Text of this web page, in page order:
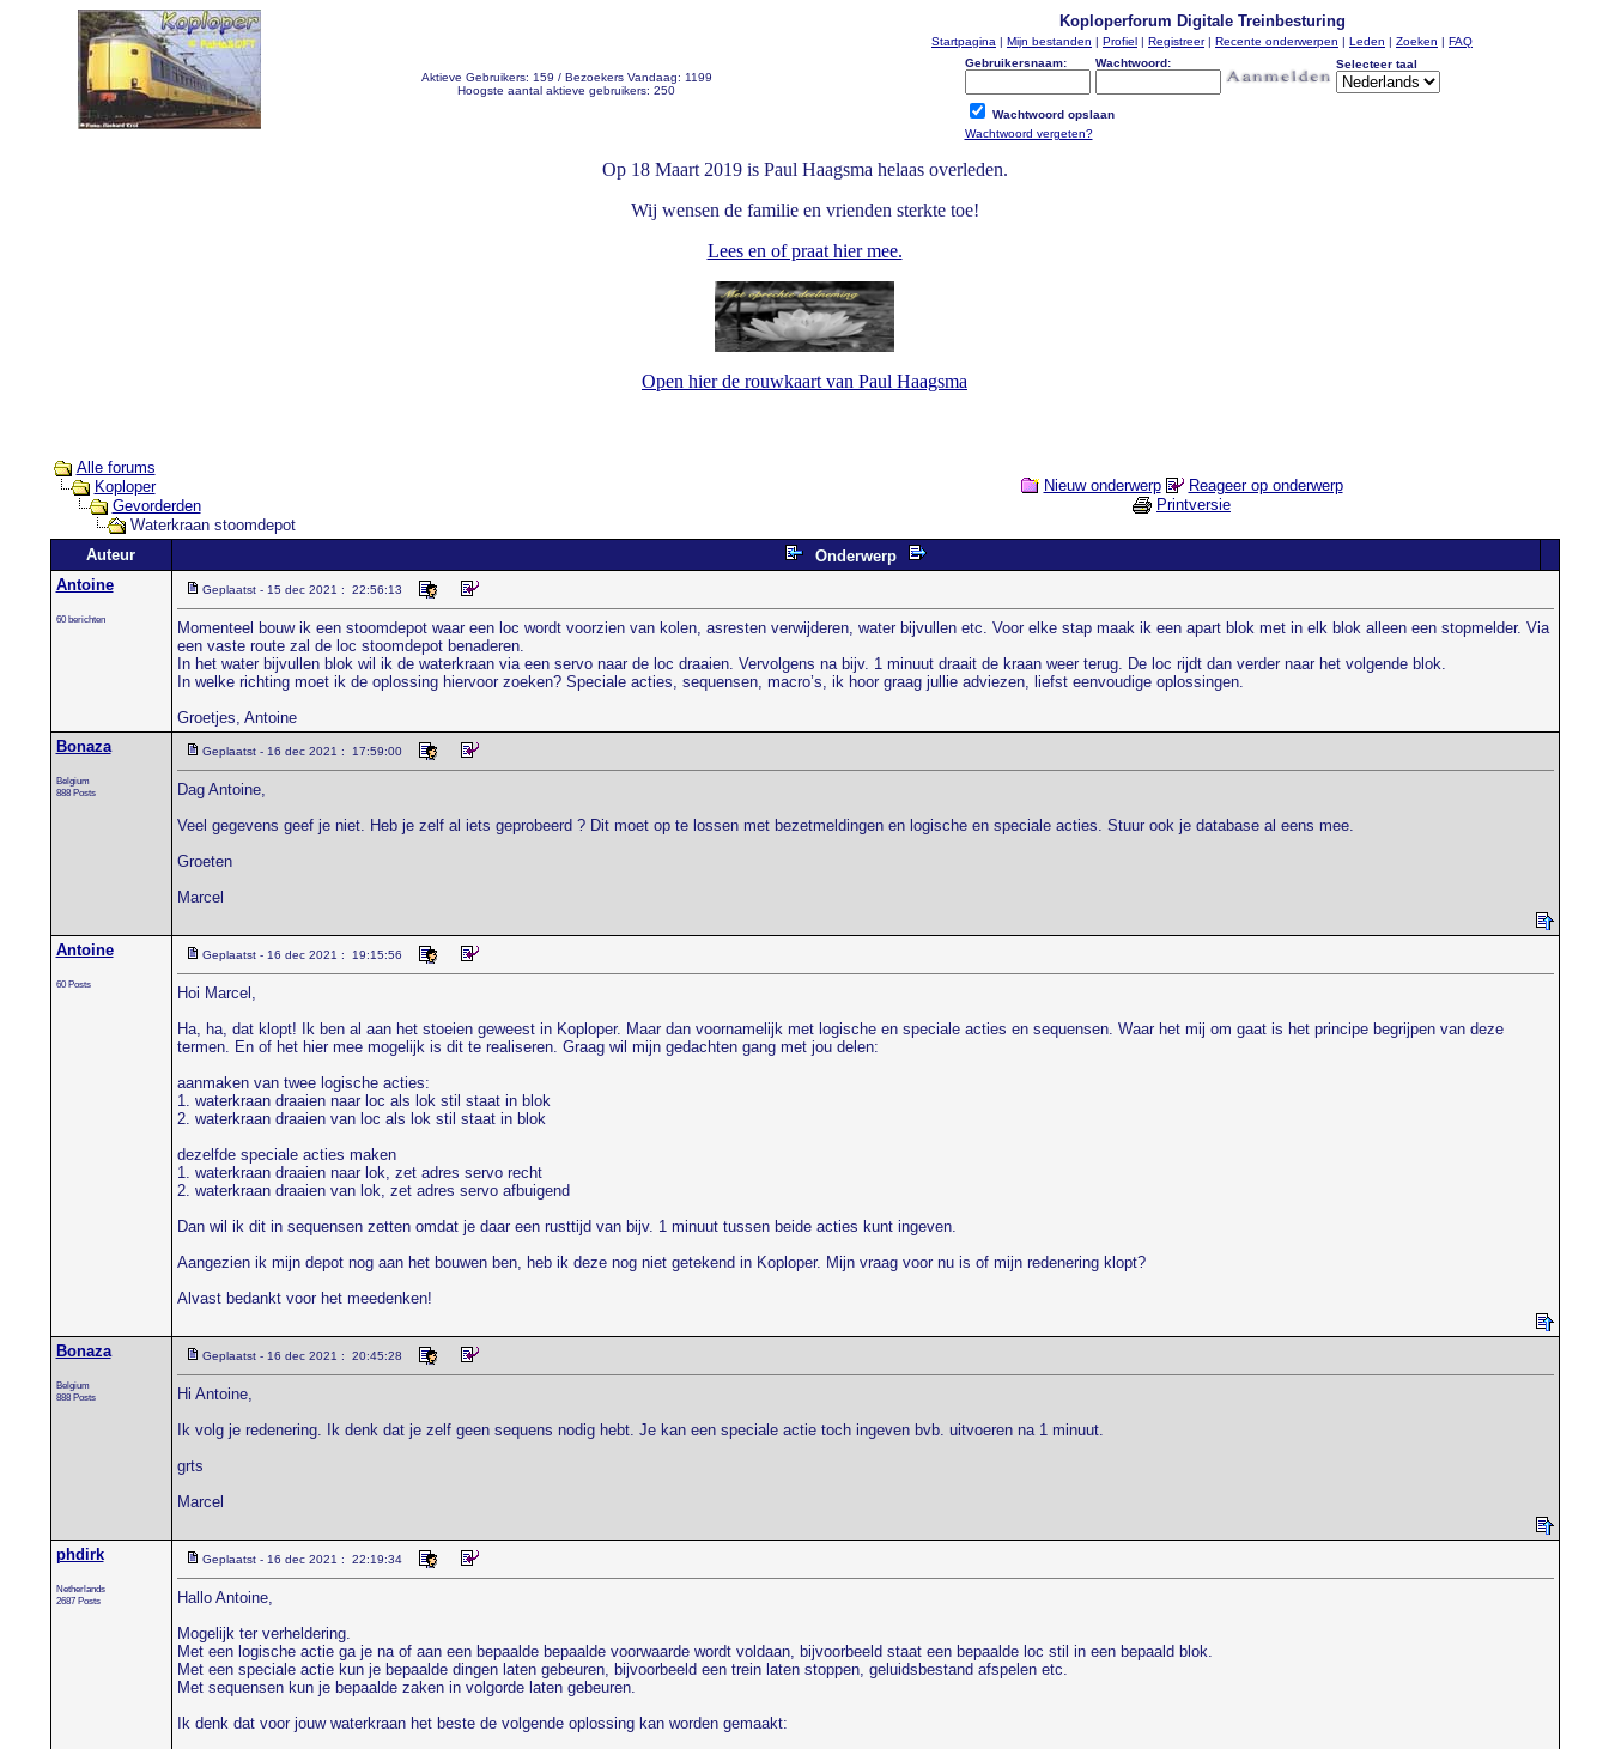
Aktieve Gebruikers: 159 / Bezoekers Vandaag: 1199
Hoogste aantal aktieve gebruikers: 250
Koploperforum Digitale Treinbesturing
Startpagina | Mijn bestanden | Profiel | Registreer| Recente onderwerpen | Leden | Zoeken | FAQ
Gebruikersnaam:
Wachtwoord: Selecteer taal
Wachtwoord opslaan
Wachtwoord vergeten?
Op 18 Maart 2019 is Paul Haagsma helaas overleden.
Wij wensen de familie en vrienden sterkte toe!
Lees en of praat hier mee.
Open hier de rouwkaart van Paul Haagsma
Alle forums
Koploper
Gevorderden
Waterkraan stoomdepot
Nieuw onderwerp
Reageer op onderwerp
Printversie
Auteur
Onderwerp
Antoine
60 berichten
Geplaatst - 15 dec 2021 : 22:56:13
Momenteel bouw ik een stoomdepot waar een loc wordt voorzien van kolen, asresten verwijderen, water bijvullen etc. Voor elke stap maak ik een apart blok met in elk blok alleen een stopmelder. Via
een vaste route zal de loc stoomdepot benaderen.
In het water bijvullen blok wil ik de waterkraan via een servo naar de loc draaien. Vervolgens na bijv. 1 minuut draait de kraan weer terug. De loc rijdt dan verder naar het volgende blok.
In welke richting moet ik de oplossing hiervoor zoeken? Speciale acties, sequensen, macro’s, ik hoor graag jullie adviezen, liefst eenvoudige oplossingen.
Groetjes, Antoine
Bonaza
Belgium
888 Posts
Geplaatst - 16 dec 2021 : 17:59:00
Dag Antoine,
Veel gegevens geef je niet. Heb je zelf al iets geprobeerd ? Dit moet op te lossen met bezetmeldingen en logische en speciale acties. Stuur ook je database al eens mee.
Groeten
Marcel
Antoine
60 Posts
Geplaatst - 16 dec 2021 : 19:15:56
Hoi Marcel,
Ha, ha, dat klopt! Ik ben al aan het stoeien geweest in Koploper. Maar dan voornamelijk met logische en speciale acties en sequensen. Waar het mij om gaat is het principe begrijpen van deze
termen. En of het hier mee mogelijk is dit te realiseren. Graag wil mijn gedachten gang met jou delen:
aanmaken van twee logische acties:
1. waterkraan draaien naar loc als lok stil staat in blok
2. waterkraan draaien van loc als lok stil staat in blok
dezelfde speciale acties maken
1. waterkraan draaien naar lok, zet adres servo recht
2. waterkraan draaien van lok, zet adres servo afbuigend
Dan wil ik dit in sequensen zetten omdat je daar een rusttijd van bijv. 1 minuut tussen beide acties kunt ingeven.
Aangezien ik mijn depot nog aan het bouwen ben, heb ik deze nog niet getekend in Koploper. Mijn vraag voor nu is of mijn redenering klopt?
Alvast bedankt voor het meedenken!
Bonaza
Belgium
888 Posts
Geplaatst - 16 dec 2021 : 20:45:28
Hi Antoine,
Ik volg je redenering. Ik denk dat je zelf geen sequens nodig hebt. Je kan een speciale actie toch ingeven bvb. uitvoeren na 1 minuut.
grts
Marcel
phdirk
Netherlands
2687 Posts
Geplaatst - 16 dec 2021 : 22:19:34
Hallo Antoine,
Mogelijk ter verheldering.
Met een logische actie ga je na of aan een bepaalde bepaalde voorwaarde wordt voldaan, bijvoorbeeld staat een bepaalde loc stil in een bepaald blok.
Met een speciale actie kun je bepaalde dingen laten gebeuren, bijvoorbeeld een trein laten stoppen, geluidsbestand afspelen etc.
Met sequensen kun je bepaalde zaken in volgorde laten gebeuren.
Ik denk dat voor jouw waterkraan het beste de volgende oplossing kan worden gemaakt: